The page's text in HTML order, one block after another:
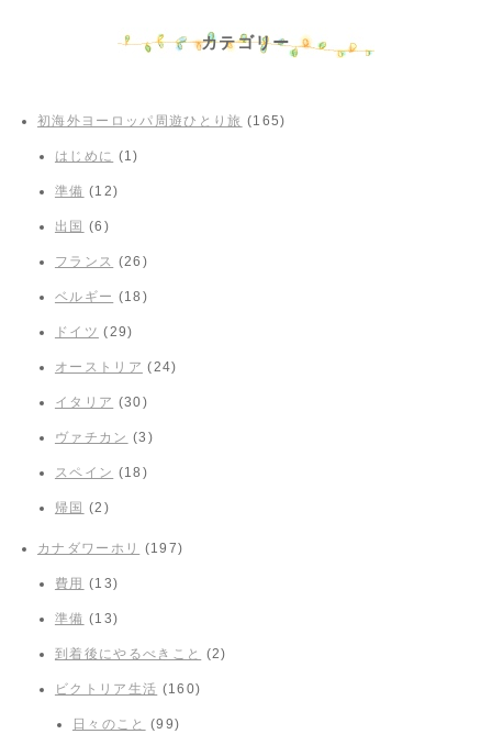
カテゴリー
初海外ヨーロッパ周遊ひとり旅 (165)
はじめに (1)
準備 (12)
出国 (6)
フランス (26)
ベルギー (18)
ドイツ (29)
オーストリア (24)
イタリア (30)
ヴァチカン (3)
スペイン (18)
帰国 (2)
カナダワーホリ (197)
費用 (13)
準備 (13)
到着後にやるべきこと (2)
ビクトリア生活 (160)
日々のこと (99)